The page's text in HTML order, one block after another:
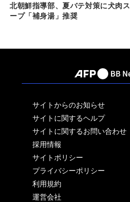
北朝鮮指導部、夏バテ対策に犬肉ス
ープ「補身湯」推奨
サイトからのお知らせ
サイトに関するヘルプ
サイトに関するお問い合わせ
採用情報
サイトポリシー
プライバシーポリシー
利用規約
運営会社